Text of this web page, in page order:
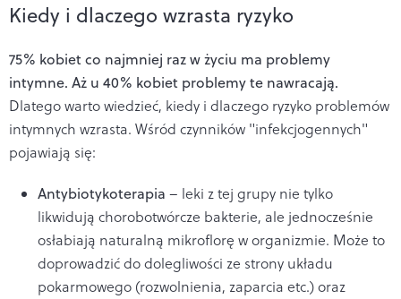
Kiedy i dlaczego wzrasta ryzyko
75% kobiet co najmniej raz w życiu ma problemy
intymne. Aż u 40% kobiet problemy te nawracają.
Dlatego warto wiedzieć, kiedy i dlaczego ryzyko problemów
intymnych wzrasta. Wśród czynników "infekcjogennych"
pojawiają się:
Antybiotykoterapia – leki z tej grupy nie tylko
likwidują chorobotwórcze bakterie, ale jednocześnie
osłabiają naturalną mikroflorę w organizmie. Może to
doprowadzić do dolegliwości ze strony układu
pokarmowego (rozwolnienia, zaparcia etc.) oraz